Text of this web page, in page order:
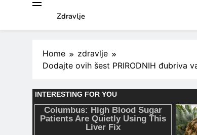
Zdravlje
Home
zdravlje
Dodajte ovih šest PRIRODNIH đubriva